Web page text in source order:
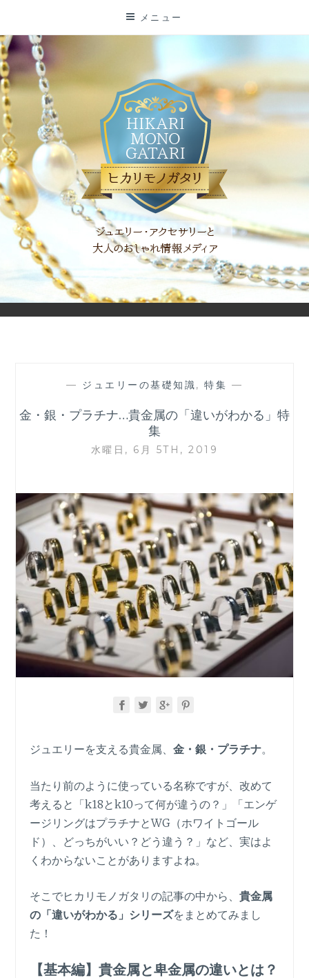
テ
ン
ツ
に
ス
キ
ッ
プ
メニュー
「ヒカリモノガタリ」は、ジュエリー・アクセサリーを愛し、コ
ーディネイトを楽しむ大人世代のためのWEBメディアです。 お
役立ち情報やコラムで大人のおしゃれを応援します。
— ジュエリーの基礎知識, 特集 —
金・銀・プラチナ…貴金属の「違いがわかる」特
集
水曜日, 6月 5TH, 2019
ジュエリーを支える貴金属、金・銀・プラチナ。
当たり前のように使っている名称ですが、改めて
考えると「k18とk10って何が違うの？」「エンゲ
ージリングはプラチナとWG（ホワイトゴール
ド）、どっちがいい？どう違う？」など、実はよ
くわからないことがありますよね。
そこでヒカリモノガタリの記事の中から、貴金属
の「違いがわかる」シリーズをまとめてみまし
た！
【基本編】貴金属と卑金属の違いとは？